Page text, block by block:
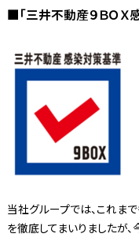
■「三井不動産９ＢＯＸ
当社グループでは、これま
を徹底してまいりましたが